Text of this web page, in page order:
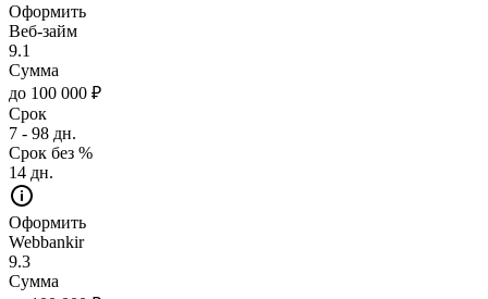
Оформить
Веб-займ
9.1
Сумма
до 100 000 ₽
Срок
7 - 98 дн.
Срок без %
14 дн.
Оформить
Webbankir
9.3
Сумма